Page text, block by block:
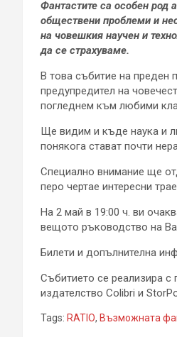
Фантастите са особен род
обществени проблеми и
на човешкия научен и
да се страхуваме.
В това събитие на преден
предупредител на
погледнем към любими
Ще видим и къде наука и
понякога стават почти
Специално внимание ще
перо чертае интересни
На 2 май в 19:00 ч. ви
вещото ръководство на
Билети и допълнителна
Събитието се реализира с
издателство Colibri и
Tags: RATIO, Възможната